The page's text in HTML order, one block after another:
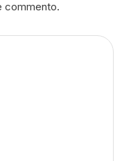
commento.